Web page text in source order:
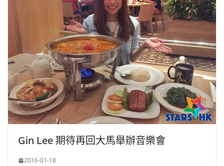
Gin Lee 期待再回大馬舉辦音樂會
2016-01-18